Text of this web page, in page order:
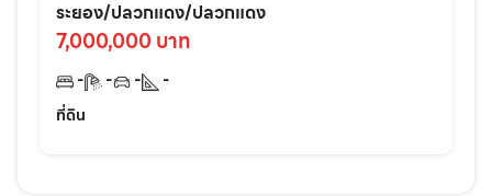
เหมาะสร้างบ้าน/หอพัก ลงทุนคุ้ม !
ระยอง/ปลวกแดง/ปลวกแดง
7,000,000 บาท
- - -
-
ที่ดิน